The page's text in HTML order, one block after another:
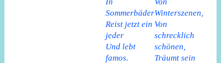
Sommerbäder
Reist jetzt ein
jeder
Und lebt
famos.
Winterszenen,
Von
schrecklich
schönen,
Träumt sein